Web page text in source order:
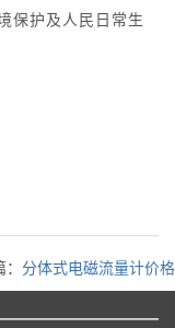
保护及人民日常生
分体式电磁流量计价格